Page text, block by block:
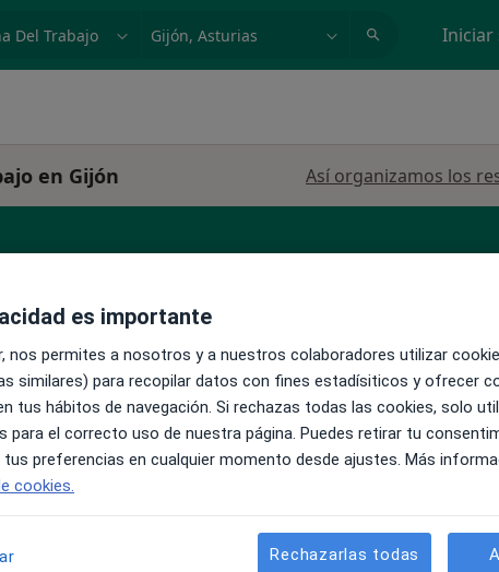
enfermedad o nombre
p. ej. Madrid Iniciar
en Gijón Así organizamos los
La reserva de cita online no está
Mostrar perfil
es importante
nos permites a nosotros y a nuestros colaboradores utilizar
similares) para recopilar datos con fines estadísiticos y ofrecer
tus hábitos de navegación. Si rechazas todas las cookies, solo
para el correcto uso de nuestra página. Puedes retirar tu
preferencias en cualquier momento desde ajustes. Más
cookies.
Rechazarlas todas